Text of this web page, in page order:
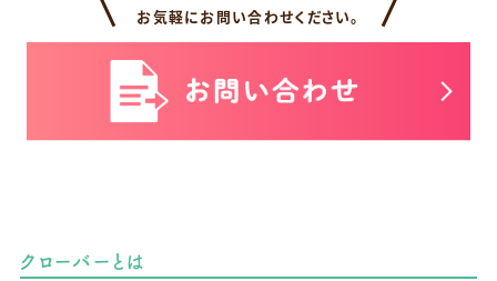
お気軽にお問い合わせください。
クローバーとは